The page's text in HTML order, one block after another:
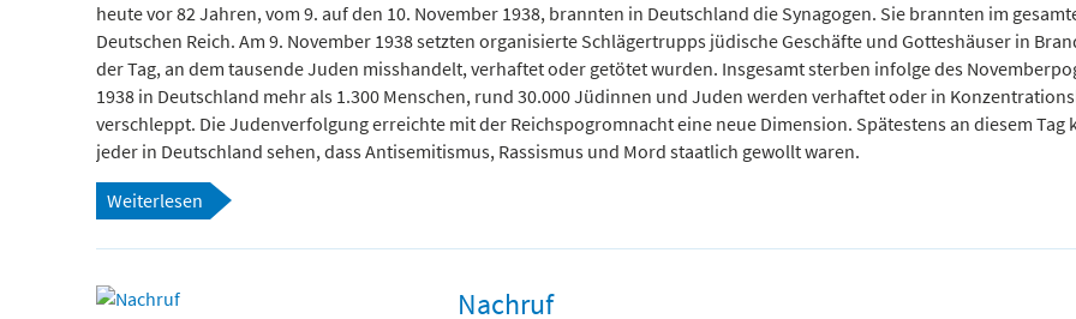
heute vor 82 Jahren, vom 9. auf den 10. November 1938, brannten in Deutschland die Synagogen. Sie brannten im
Deutschen Reich. Am 9. November 1938 setzten organisierte Schlägertrupps jüdische Geschäfte und Gotteshäuser in
der Tag, an dem tausende Juden misshandelt, verhaftet oder getötet wurden. Insgesamt sterben infolge des
1938 in Deutschland mehr als 1.300 Menschen, rund 30.000 Jüdinnen und Juden werden verhaftet oder in
verschleppt. Die Judenverfolgung erreichte mit der Reichspogromnacht eine neue Dimension. Spätestens an diesem Tag
jeder in Deutschland sehen, dass Antisemitismus, Rassismus und Mord staatlich gewollt waren.
Weiterlesen
Nachruf